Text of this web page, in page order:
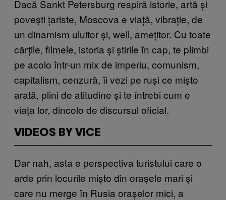
Dacă Sankt Petersburg respiră istorie, artă și
povești țariste, Moscova e viață, vibrație, de
un dinamism uluitor și, well, amețitor. Cu toate
cărțile, filmele, istoria și știrile în cap, te plimbi
pe acolo într-un mix de imperiu, comunism,
capitalism, cenzură, îi vezi pe ruși ce mișto
arată, plini de atitudine și te întrebi cum e
viața lor, dincolo de discursul oficial.
VIDEOS BY VICE
Dar nah, asta e perspectiva turistului care o
arde prin locurile mișto din orașele mari și
care nu merge în Rusia orașelor mici, a